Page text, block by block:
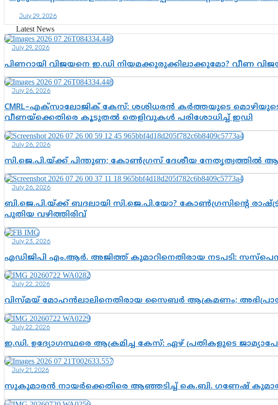
July 29, 2026
Latest News
July 29, 2026
പിണറായി വിജയനെ ഇ.ഡി നിയമക്കുരുക്കിലാക്കുമോ? വീണ
July 26, 2026
CMRL–എക്‌സാലോജിക് കേസ്: ശശിധരൻ കർത്തയുടെ മൊഴിയുടെ
വീണയ്‌ക്കെതിരെ കൂടുതൽ തെളിവുകൾ പരിശോധിച്ച് ഇഡി
July 26, 2026
സി.ജെ.പി.യ്ക്ക് പിന്തുണ; കോൺഗ്രസ് ദേശീയ നേതൃത്വത്തിൽ
July 26, 2026
ബി.ജെ.പി.യ്ക്ക് ബദലായി സി.ജെ.പി.യോ? കോൺഗ്രസിന്റെ
പുതിയ വഴിത്തിരിവ്
July 23, 2026
എഡിജിപി എം.ആർ. അജിത്ത് കുമാറിനെതിരായ നടപടി:
July 22, 2026
വിസ്മയ് മോഹൻലാലിനെതിരായ സൈബർ ആക്രമണം; അഭിപ്രായ
July 22, 2026
ഇ.ഡി. ഉദ്യോഗസ്ഥരെ ആക്രമിച്ച കേസ്: ഏഴ് പ്രതികളുടെ
July 21, 2026
സുകുമാരൻ നായർക്കെതിരെ ആഞ്ഞടിച്ച് കെ.ബി. ഗണേഷ്